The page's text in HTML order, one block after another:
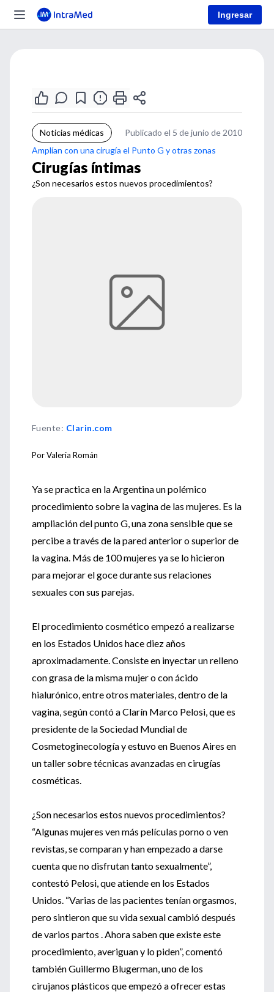
Ingresar
Noticias médicas
Publicado el 5 de junio de 2010
Amplían con una cirugía el Punto G y otras zonas
Cirugías íntimas
¿Son necesarios estos nuevos procedimientos?
Fuente: Clarin.com
Por Valeria Román
Ya se practica en la Argentina un polémico
procedimiento sobre la vagina de las mujeres. Es la
ampliación del punto G, una zona sensible que se
percibe a través de la pared anterior o superior de
la vagina. Más de 100 mujeres ya se lo hicieron
para mejorar el goce durante sus relaciones
sexuales con sus parejas.
El procedimiento cosmético empezó a realizarse
en los Estados Unidos hace diez años
aproximadamente. Consiste en inyectar un relleno
con grasa de la misma mujer o con ácido
hialurónico, entre otros materiales, dentro de la
vagina, según contó a Clarín Marco Pelosi, que es
presidente de la Sociedad Mundial de
Cosmetoginecología y estuvo en Buenos Aires en
un taller sobre técnicas avanzadas en cirugías
cosméticas.
¿Son necesarios estos nuevos procedimientos?
“Algunas mujeres ven más películas porno o ven
revistas, se comparan y han empezado a darse
cuenta que no disfrutan tanto sexualmente”,
contestó Pelosi, que atiende en los Estados
Unidos. “Varias de las pacientes tenían orgasmos,
pero sintieron que su vida sexual cambió después
de varios partos . Ahora saben que existe este
procedimiento, averiguan y lo piden”, comentó
también Guillermo Blugerman, uno de los
cirujanos plásticos que empezó a ofrecer estas